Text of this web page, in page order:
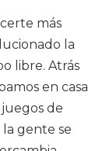
más
la
libre. Atrás
en casa
de
la gente se